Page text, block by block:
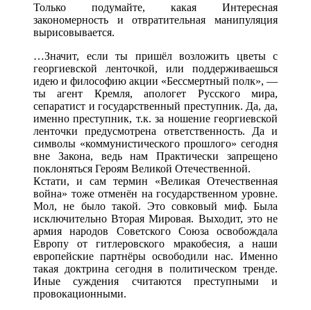
Только подумайте, какая Интересная
закономерность и отвратительная манипуляция
вырисовывается.
…Значит, если ты пришёл возложить цветы с
георгиевской ленточкой, или поддерживаешься
идею и философию акции «Бессмертный полк», —
ты агент Кремля, апологет Русского мира,
сепаратист и государственный преступник. Да, да,
именно преступник, т.к. за ношение георгиевской
ленточки предусмотрена ответственность. Да и
символы «коммунистического прошлого» сегодня
вне Закона, ведь нам Практически запрещено
поклоняться Героям Великой Отечественной.
Кстати, и сам термин «Великая Отечественная
война» тоже отменён на государственном уровне.
Мол, не было такой. Это совковый миф. Была
исключительно Вторая Мировая. Выходит, это не
армия народов Советского Союза освобождала
Европу от гитлеровского мракобесия, а наши
европейские партнёры освободили нас. Именно
такая доктрина сегодня в политическом тренде.
Иные суждения считаются преступными и
провокационными.